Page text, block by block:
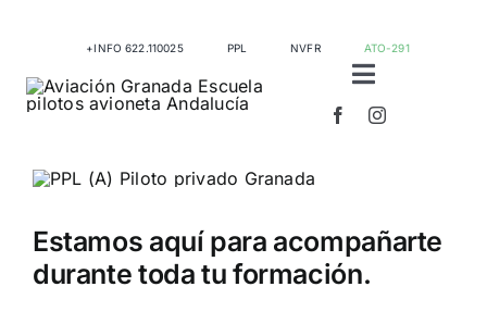
contenido
+INFO 622.110025 PPL NVFR ATO-291
Toggle
Navigation
Curso PPL
Estamos aquí para acompañarte
durante toda tu formación.